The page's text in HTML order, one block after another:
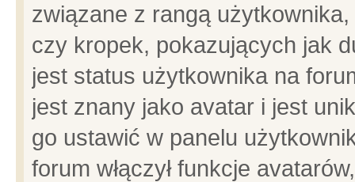
związane z rangą
czy kropek, pokazujących jak
jest status użytkownika na
jest znany jako avatar i jest
go ustawić w panelu
forum włączył funkcje